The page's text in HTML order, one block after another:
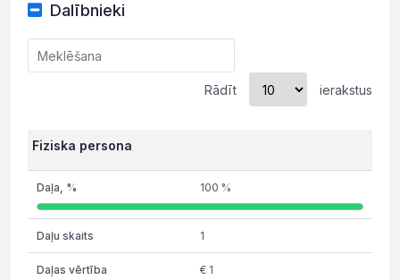
Dalībnieki
Rādīt ierakstus
Fiziska persona
100 %
1
€ 1